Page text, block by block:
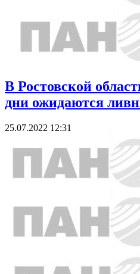
В Ростовской
дни ожидаются
25.07.2022 12:31